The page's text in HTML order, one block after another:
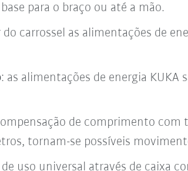
para o braço ou até a mão.
carrossel as alimentações de
: as alimentações de energia
de comprimento com
tornam-se possíveis
de uso universal através de caixa